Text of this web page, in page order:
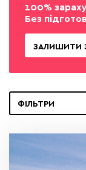
100%
Без
ЗАЛИШИТИ
ФІЛЬТРИ